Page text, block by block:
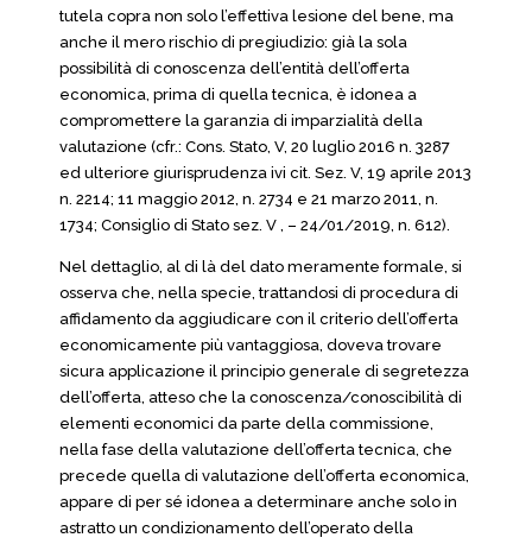
tutela copra non solo l’effettiva lesione del bene, ma
anche il mero rischio di pregiudizio: già la sola
possibilità di conoscenza dell’entità dell’offerta
economica, prima di quella tecnica, è idonea a
compromettere la garanzia di imparzialità della
valutazione (cfr.: Cons. Stato, V, 20 luglio 2016 n. 3287
ed ulteriore giurisprudenza ivi cit. Sez. V, 19 aprile 2013
n. 2214; 11 maggio 2012, n. 2734 e 21 marzo 2011, n.
1734; Consiglio di Stato sez. V , – 24/01/2019, n. 612).
Nel dettaglio, al di là del dato meramente formale, si
osserva che, nella specie, trattandosi di procedura di
affidamento da aggiudicare con il criterio dell’offerta
economicamente più vantaggiosa, doveva trovare
sicura applicazione il principio generale di segretezza
dell’offerta, atteso che la conoscenza/conoscibilità di
elementi economici da parte della commissione,
nella fase della valutazione dell’offerta tecnica, che
precede quella di valutazione dell’offerta economica,
appare di per sé idonea a determinare anche solo in
astratto un condizionamento dell’operato della